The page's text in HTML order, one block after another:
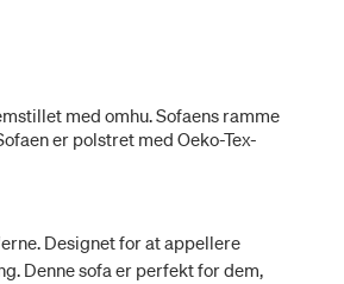
med omhu. Sofaens ramme
er polstret med Oeko-Tex-
Designet for at appellere
Denne sofa er perfekt for dem,